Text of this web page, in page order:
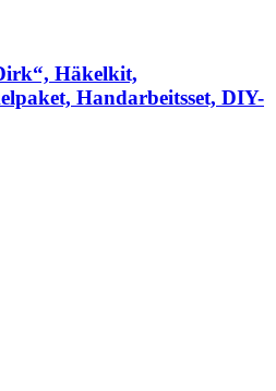
Häkelkit,
Handarbeitsset, DIY-